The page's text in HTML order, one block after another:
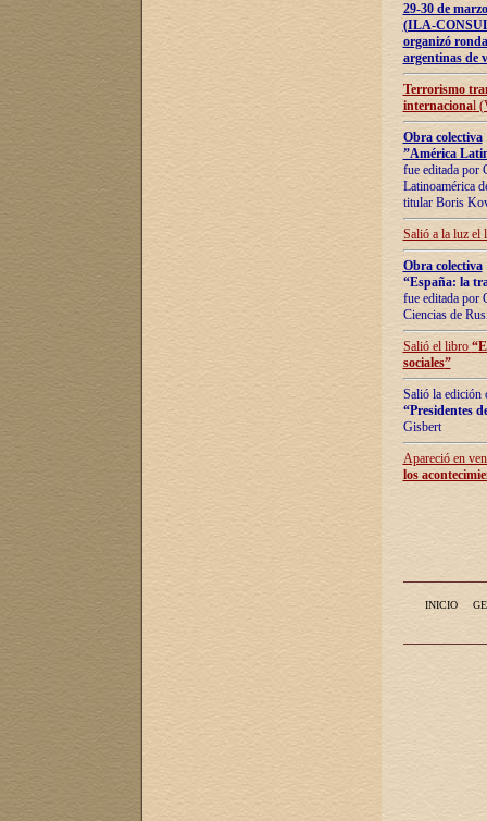
29-30 de
(ILA-
organizó
argentinas de
Terrorismo
internacional
Obra colectiva
”América
fue editada por
Latinoamérica
titular Boris
Salió a la luz el
Obra colectiva
“España: la
fue editada por
Ciencias de
Salió el libro “
sociales”
Salió la edición
“Presidentes
Gisbert
Apareció en
los
INICIO